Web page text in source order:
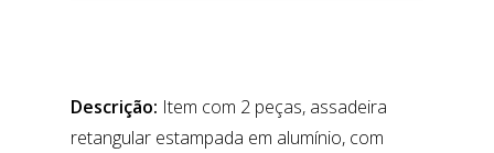
Descrição: Item com 2 peças, assadeira
retangular estampada em alumínio, com